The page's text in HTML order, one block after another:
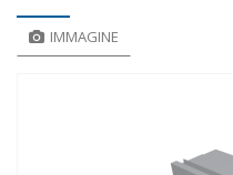
IMMAGINE